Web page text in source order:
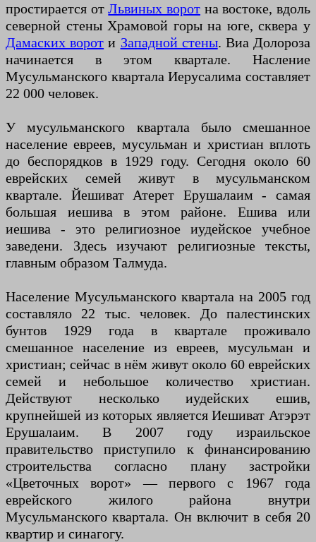
простирается отЛьвиных ворот на востоке, вдоль
северной стены Храмовой горы на юге, сквера у
Дамаских ворот и Западной стены. Виа Долороза
начинается в этом квартале. Насление
Мусульманского квартала Иерусалима составляет
22 000 человек.
У мусульманского квартала было смешанное
население евреев, мусульман и христиан вплоть
до беспорядков в 1929 году. Сегодня около 60
еврейских семей живут в мусульманском
квартале. Йешиват Атерет Ерушалаим - самая
большая иешива в этом районе. Ешива или
иешива - это религиозное иудейское учебное
заведени. Здесь изучают религиозные тексты,
главным образом Талмуда.
Население Мусульманского квартала на 2005 год
составляло 22 тыс. человек. До палестинских
бунтов 1929 года в квартале проживало
смешанное население из евреев, мусульман и
христиан; сейчас в нём живут около 60 еврейских
семей и небольшое количество христиан.
Действуют несколько иудейских ешив,
крупнейшей из которых является Иешиват Атэрэт
Ерушалаим. В 2007 году израильское
правительство приступило к финансированию
строительства согласно плану застройки
«Цветочных ворот» — первого с 1967 года
еврейского жилого района внутри
Мусульманского квартала. Он включит в себя 20
квартир и синагогу.